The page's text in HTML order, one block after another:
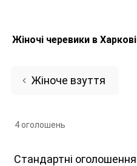
Жіночі черевики в Харкові
Жіноче взуття
4 оголошень
Стандартні оголошення